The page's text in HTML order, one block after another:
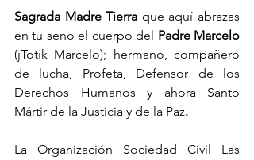
Sagrada Madre Tierra que aquí abrazas
en tu seno el cuerpo del Padre Marcelo
(jTotik Marcelo); hermano, compañero
de lucha, Profeta, Defensor de los
Derechos Humanos y ahora Santo
Mártir de la Justicia y de la Paz.
La Organización Sociedad Civil Las